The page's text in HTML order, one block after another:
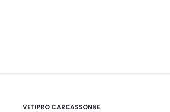
VETIPRO CARCASSONNE